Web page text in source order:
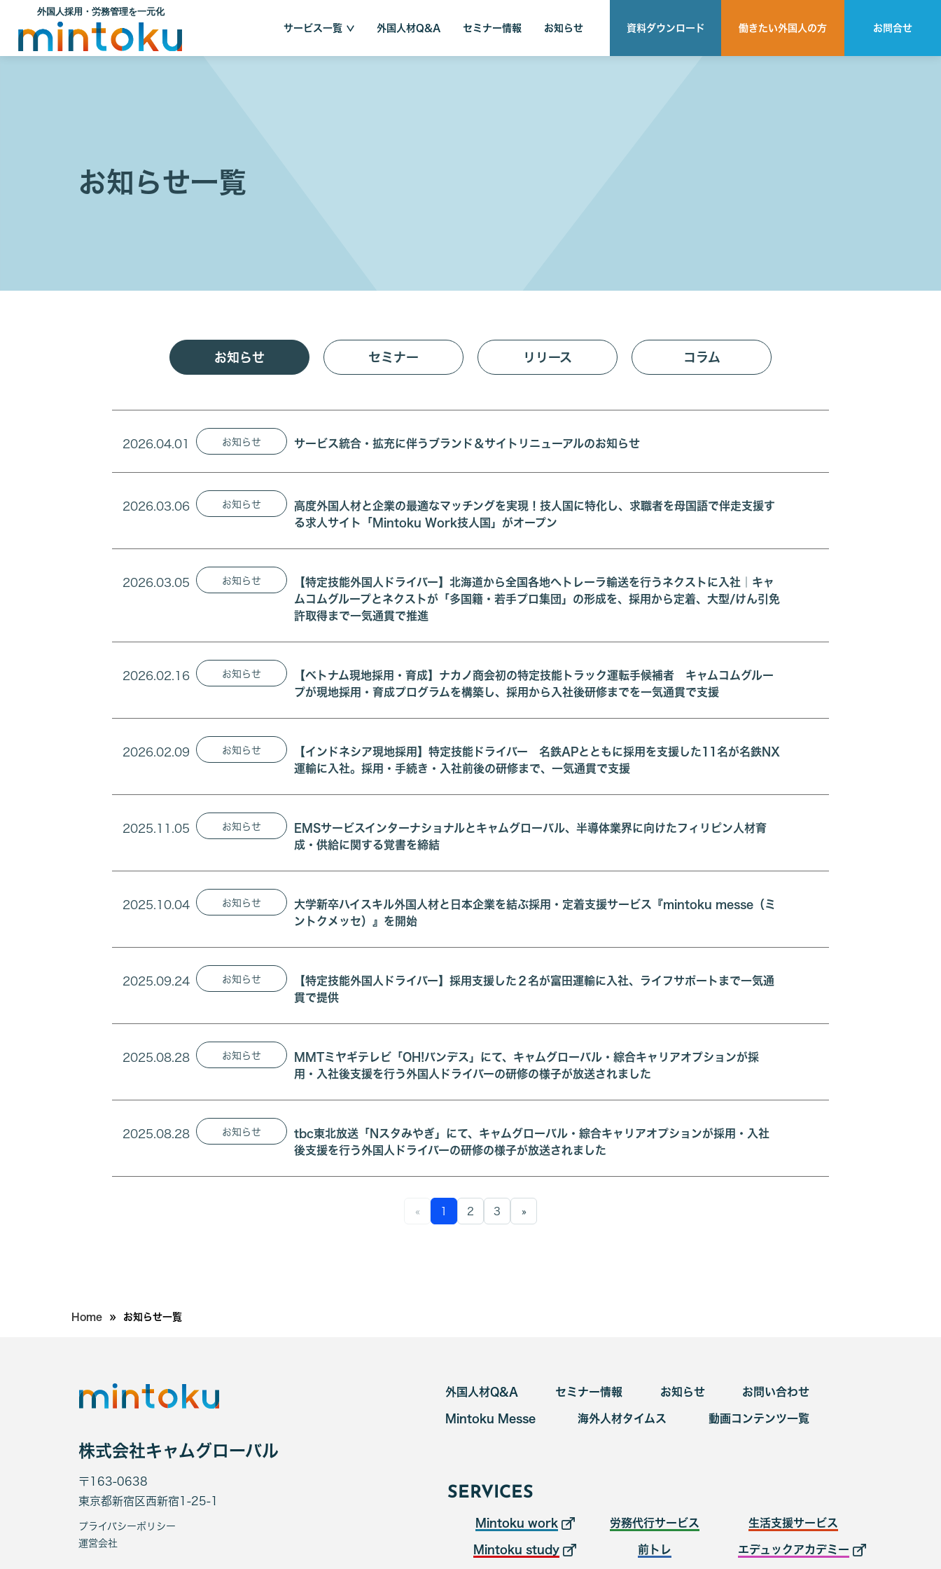
サービス一覧 外国人材Q&A セミナー情報 お知らせ 資料ダウンロード 働きたい外国人の方 お問合せ
お知らせ一覧
お知らせ セミナー リリース コラム
2026.04.01 お知らせ サービス統合・拡充に伴うブランド＆サイトリニューアルのお知らせ
2026.03.06 お知らせ
高度外国人材と企業の最適なマッチングを実現！技人国に特化し、求職者を母国語で伴走支援す
る求人サイト「Mintoku Work技人国」がオープン
2026.03.05 お知らせ
【特定技能外国人ドライバー】北海道から全国各地へトレーラ輸送を行うネクストに入社｜キャ
ムコムグループとネクストが「多国籍・若手プロ集団」の形成を、採用から定着、大型/けん引免
許取得まで一気通貫で推進
2026.02.16 お知らせ
【ベトナム現地採用・育成】ナカノ商会初の特定技能トラック運転手候補者 キャムコムグルー
プが現地採用・育成プログラムを構築し、採用から入社後研修までを一気通貫で支援
2026.02.09 お知らせ
【インドネシア現地採用】特定技能ドライバー 名鉄APとともに採用を支援した11名が名鉄NX
運輸に入社。採用・手続き・入社前後の研修まで、一気通貫で支援
2025.11.05 お知らせ
EMSサービスインターナショナルとキャムグローバル、半導体業界に向けたフィリピン人材育
成・供給に関する覚書を締結
2025.10.04 お知らせ
大学新卒ハイスキル外国人材と日本企業を結ぶ採用・定着支援サービス『mintoku messe（ミ
ントクメッセ）』を開始
2025.09.24 お知らせ
【特定技能外国人ドライバー】採用支援した２名が富田運輸に入社、ライフサポートまで一気通
貫で提供
2025.08.28 お知らせ
MMTミヤギテレビ「OH!バンデス」にて、キャムグローバル・綜合キャリアオプションが採
用・入社後支援を行う外国人ドライバーの研修の様子が放送されました
2025.08.28 お知らせ
tbc東北放送「Nスタみやぎ」にて、キャムグローバル・綜合キャリアオプションが採用・入社
後支援を行う外国人ドライバーの研修の様子が放送されました
« 2 3 »
Home » お知らせ一覧
株式会社キャムグローバル
〒163-0638
東京都新宿区西新宿1-25-1
プライバシーポリシー
運営会社
外国人材Q&A セミナー情報 お知らせ お問い合わせ
Mintoku Messe 海外人材タイムス 動画コンテンツ一覧
SERVICES
Mintoku work 労務代行サービス 生活支援サービス
Mintoku study 前トレ エデュックアカデミー